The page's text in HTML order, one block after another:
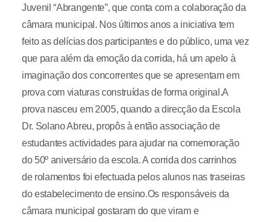
Juvenil “Abrangente”, que conta com a colaboração da
câmara municipal. Nos últimos anos a iniciativa tem
feito as delícias dos participantes e do público, uma vez
que para além da emoção da corrida, há um apelo à
imaginação dos concorrentes que se apresentam em
prova com viaturas construídas de forma original.A
prova nasceu em 2005, quando a direcção da Escola
Dr. Solano Abreu, propôs à então associação de
estudantes actividades para ajudar na comemoração
do 50º aniversário da escola. A corrida dos carrinhos
de rolamentos foi efectuada pelos alunos nas traseiras
do estabelecimento de ensino.Os responsáveis da
câmara municipal gostaram do que viram e